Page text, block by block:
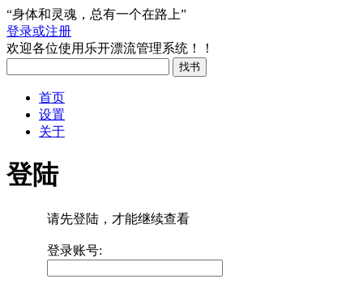
“身体和灵魂，总有一个在路上”
登录或注册
欢迎各位使用乐开漂流管理系统！！
首页
设置
关于
登陆
请先登陆，才能继续查看
登录账号: